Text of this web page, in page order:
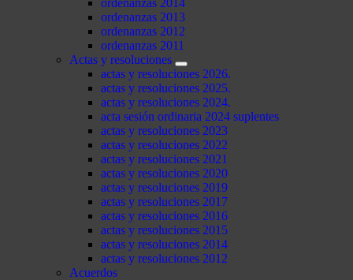
ordenanzas 2014
ordenanzas 2013
ordenanzas 2012
ordenanzas 2011
Actas y resoluciones
actas y resoluciones 2026.
actas y resoluciones 2025.
actas y resoluciones 2024.
acta sesión ordinaria 2024 suplentes
actas y resoluciones 2023
actas y resoluciones 2022
actas y resoluciones 2021
actas y resoluciones 2020
actas y resoluciones 2019
actas y resoluciones 2017
actas y resoluciones 2016
actas y resoluciones 2015
actas y resoluciones 2014
actas y resoluciones 2012
Acuerdos